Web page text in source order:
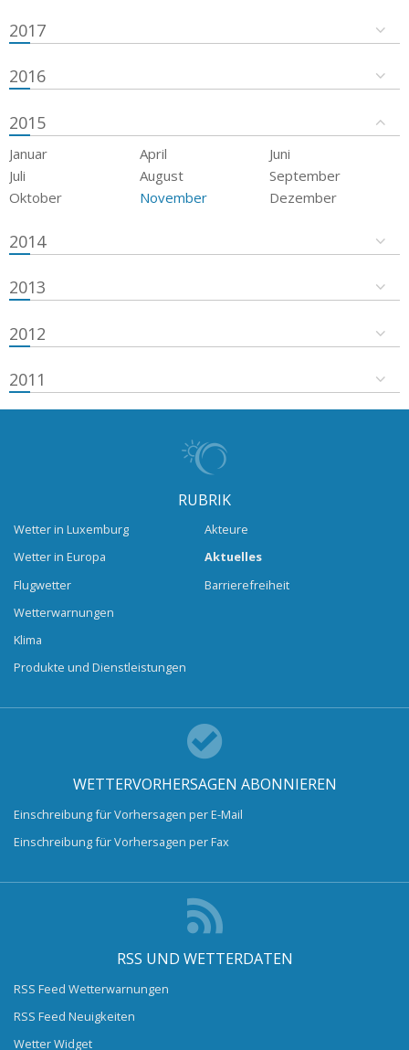
2017
2016
2015
Januar April
Juni
Juli
August
September
Oktober
November Dezember
2014
2013
2012
2011
RUBRIK
Wetter in Luxemburg
Wetter in Europa
Flugwetter
Wetterwarnungen
Klima
Produkte und Dienstleistungen
Akteure
Aktuelles
Barrierefreiheit
WETTERVORHERSAGEN ABONNIEREN
Einschreibung für Vorhersagen per E-Mail
Einschreibung für Vorhersagen per Fax
RSS UND WETTERDATEN
RSS Feed Wetterwarnungen
RSS Feed Neuigkeiten
Wetter Widget